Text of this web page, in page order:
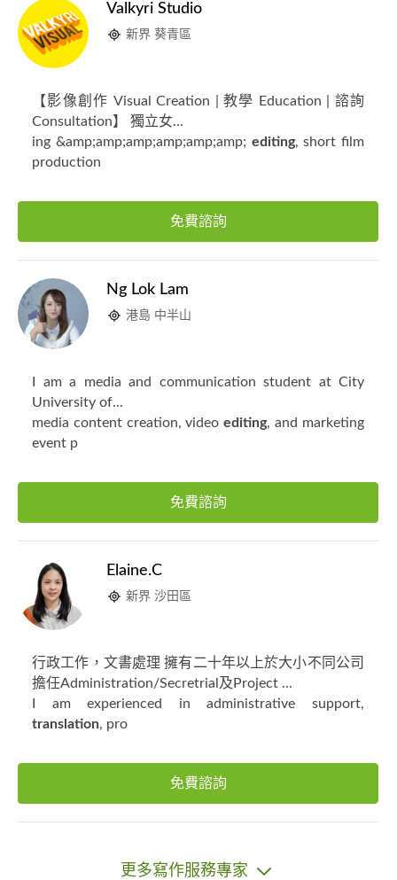
Valkyri Studio
新界 葵青區
【影像創作 Visual Creation | 教學 Education | 諮詢
Consultation】 獨立女...
ing &amp;amp;amp;amp;amp;amp; editing, short film
production
免費諮詢
Ng Lok Lam
港島 中半山
I am a media and communication student at City
University of...
media content creation, videoediting, and marketing
event p
免費諮詢
Elaine.C
新界 沙田區
行政工作，文書處理 擁有二十年以上於大小不同公司
擔任Administration/Secretrial及Project ...
I am experienced in administrative support,
translation, pro
免費諮詢
更多寫作服務專家